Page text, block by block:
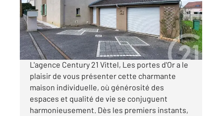
Maison à vendre
230 000 €
Visiter le site dédié
L'agence Century 21 Vittel, Les portes d'Or a le
plaisir de vous présenter cette charmante
maison individuelle, où générosité des
espaces et qualité de vie se conjuguent
harmonieusement. Dès les premiers instants,